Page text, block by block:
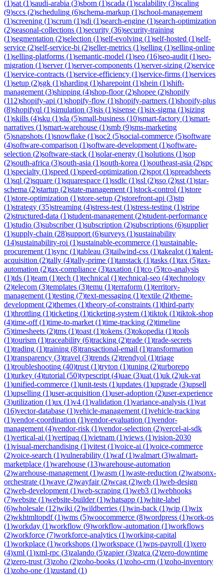
(1)sat (1)saudi-arabia (3)sbom (1)scada (1)scalability (3)scaling
(9)sccs (2)scheduling (6)schema-markup (1)school-management
(1)screening (1)scrum (1)sdi (1)search-engine (1)search-optimization
(2)seasonal-collections (1)security (36)security-training
(1)segmentation (2)selection (1)self-evolving (1)self-hosted (1)self-
service (2)self-service-bi (2)seller-metrics (1)selling (1)selling-online
(1)selling-platforms (1)semantic-model (1)seo (16)seo-audit (1)seo-
migration (1)server(1)server-components (1)server-sizing (2)service
(1)service-contracts (1)service-efficiency (1)service-firms (1)services
(1)setup (2)sgk (1)sharding (1)sharepoint (1)shein (1)shift-
management (3)shipping (4)shop-floor(2)shopee (2)shopify
(112)shopify-api (1)shopify-flow (1)shopify-partners (1)shopify-plus
(8)shopifyql (1)simulation (3)sis (1)sisense (1)six-sigma (1)sizing
(1)skills (4)sku (1)sla (5)small-business (10)smart-factory (1)smart-
narratives (1)smart-warehouse (1)smb (9)sms-marketing
(5)snapshots (1)snowflake (1)soc2 (5)social-commerce (5)software
(4)software-comparison (1)software-development (1)software-
selection (2)software-stack (1)solar-energy (1)solutions (1)sop
(2)south-africa (3)south-asia (1)south-korea (1)southeast-asia (2)spc
(1)specialty (1)speed (1)speed-optimization (2)spot (1)spreadsheets
(1)sql (2)square (1)squarespace (1)ssdlc (1)ssl (2)sso (2)sst (1)star-
schema (2)startup (2)state-management (1)stock-control (1)store
(1)store-optimization (1)store-setup (2)storefront-api (3)stp
(1)strategy (35)streaming (4)stress-test (1)stress-testing (1)stripe
(2)structured-data (1)student-management (2)student-performance
(1)studio (3)subscriber(1)subscription (2)subscriptions (6)supplier
(1)supply-chain (28)support (6)surveys (1)sustainability
(14)sustainability-roi (1)sustainable-ecommerce (1)sustainable-
procurement (1)sync (1)tableau (3)tailwind-css (1)takealot (1)talent-
acquisition (2)tally (4)tally-prime (1)tanstack (1)tasks (1)tax (5)tax-
automation (2)tax-compliance (3)taxation (1)tco (5)tco-analysis
(1)tds (1)team (1)tech (1)technical (1)technical-seo (4)technology
(2)telecom (3)templates (3)temu (1)terraform (1)territory-
management (1)testing (7)text-messaging (1)textile (2)theme-
development (2)themes (1)theory-of-constraints (1)third-party
(1)throttling (1)ticketing (1)ticketing-system (1)tiktok (1)tiktok-shop
(4)time-off(1)time-to-market (1)time-tracking (2)timeline
(5)timesheets (2)tms (1)toast (1)tokens (3)tokopedia (1)tools
(1)tourism (1)traceability (6)tracking (2)trade (1)trade-secrets
(1)trading (1)training (8)transactional-email (1)transformation
(1)transparency (3)travel (3)trends (2)trendyol (1)triage
(1)troubleshooting (40)trust (1)tryton (1)tuning (2)turborepo
(1)turkey (4)tutorial (50)typescript (4)uae (3)uat (1)uk (2)uk-vat
(1)unified-commerce (1)unit-tests (1)updates (1)upgrade (3)upsell
(1)upselling (1)user-acquisition (1)user-adoption (2)user-experience
(3)utilization (1)ux (1)v4 (1)validation (1)variance-analysis (1)vat
(16)vector-database (1)vehicle-management (1)vehicle-tracking
(1)vendor-coordination (1)vendor-evaluation (1)vendor-
management (4)vendor-risk (1)vendor-selection (2)vercel-ai-sdk
(1)vertical-ai (1)vertipaq (1)vietnam (1)views (1)vision-2030
(1)visual-merchandising (1)vitest (1)voice-ai (1)voice-commerce
(2)voice-search (1)vulnerability (1)waf(1)walmart (3)walmart-
marketplace (1)warehouse (13)warehouse-automation
(2)warehouse-management (1)wasm (1)waste-reduction (2)watsonx-
orchestrate (1)wave (2)wayfair(2)wcag (2)web (1)web-design
(2)web-development (1)web-scraping (1)web3 (1)webhooks
(7)website (1)website-builder(1)whatsapp (1)white-label
(6)wholesale (12)wiki (2)wildberries (1)win-back (1)wip (1)wix
(2)wkhtmltopdf(1)wms (5)woocommerce (8)wordpress (1)work-os
(1)workday (1)workflow (9)workflow-automation (1)workflows
(2)workforce (7)workforce-analytics (1)working-capital
(1)workplace (1)workshops (1)workspace (1)wps-payroll (1)xero
(4)xml (1)xml-rpc (3)zalando (5)zapier(3)zatca (2)zero-downtime
(2)zero-trust (3)zoho (2)zoho-books (1)zoho-crm (1)zoho-inventory
(1)zoho-one (1)zustand (1)